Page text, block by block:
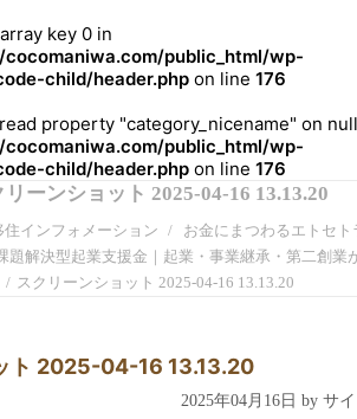
key 0 in
public_html/wp-
child/header.php on line 176
property "category_nicename" on
public_html/wp-
child/header.php on line 176
リーンショット 2025-04-16 13.13.20
住インフォメーション
お金にまつわるエトセト
題解決型起業支援金｜起業・事業継承・第二創業
スクリーンショット 2025-04-16 13.13.20
ト 2025-04-16 13.13.20
2025年04月16日 by サ